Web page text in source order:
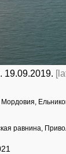
19.09.2019.
Мордовия,
равнина,